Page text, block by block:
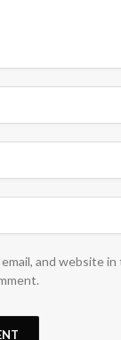
email, and website